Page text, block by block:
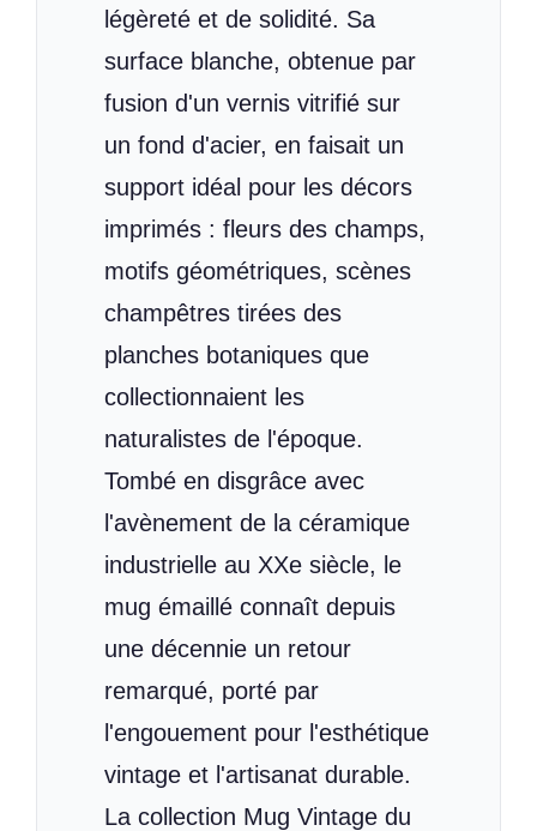
légèreté et de solidité. Sa
surface blanche, obtenue par
fusion d'un vernis vitrifié sur
un fond d'acier, en faisait un
support idéal pour les décors
imprimés : fleurs des champs,
motifs géométriques, scènes
champêtres tirées des
planches botaniques que
collectionnaient les
naturalistes de l'époque.
Tombé en disgrâce avec
l'avènement de la céramique
industrielle au XXe siècle, le
mug émaillé connaît depuis
une décennie un retour
remarqué, porté par
l'engouement pour l'esthétique
vintage et l'artisanat durable.
La collection Mug Vintage du